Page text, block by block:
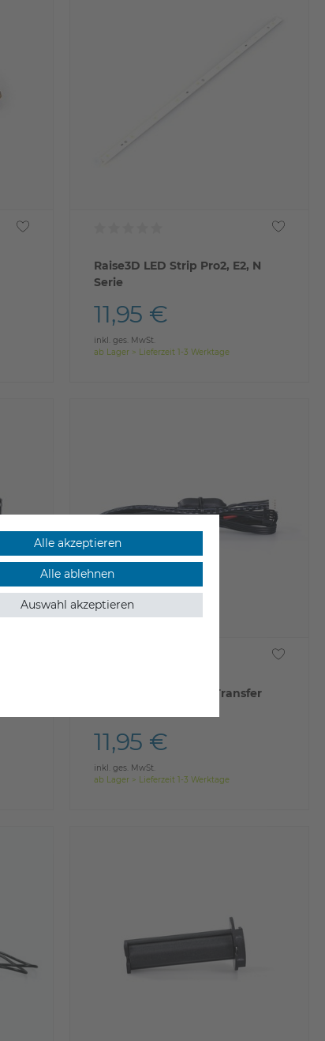
Raise3D LED Strip Pro2, E2, N
Serie
11,95 €
inkl. ges. MwSt.
ab Lager > Lieferzeit 1-3 Werktage
Raise3D E2 Extruder Transfer
11,95 €
inkl. ges. MwSt.
ab Lager > Lieferzeit 1-3 Werktage
Alle akzeptieren
Alle ablehnen
Auswahl akzeptieren